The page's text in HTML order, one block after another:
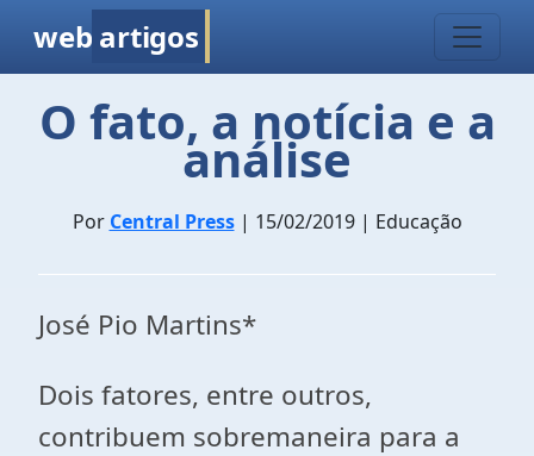
web artigos
O fato, a notícia e a
análise
Por Central Press| 15/02/2019 | Educação
José Pio Martins*
Dois fatores, entre outros,
contribuem sobremaneira para a